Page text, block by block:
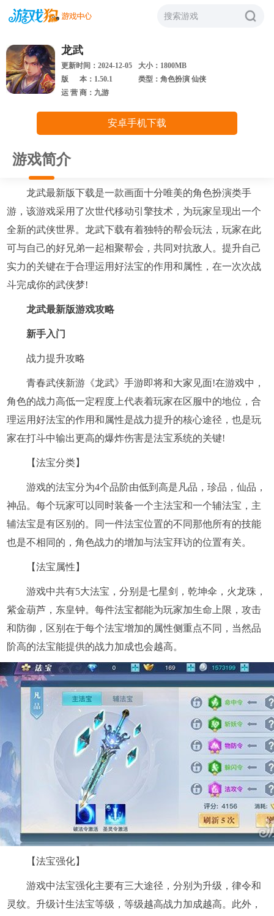
搜索游戏
龙武
更新时间：2024-12-05
大小：1800MB
版 本：1.50.1
类型：角色扮演 仙侠
运 营 商：九游
安卓手机下载
游戏简介
龙武最新版下载是一款画面十分唯美的角色扮演类手
游，该游戏采用了次世代移动引擎技术，为玩家呈现出一个
全新的武侠世界。龙武下载有着独特的帮会玩法，玩家在此
可与自己的好兄弟一起相聚帮会，共同对抗敌人。提升自己
实力的关键在于合理运用好法宝的作用和属性，在一次次战
斗完成你的武侠梦!
龙武最新版游戏攻略
新手入门
战力提升攻略
青春武侠新游《龙武》手游即将和大家见面!在游戏中，
角色的战力高低一定程度上代表着玩家在区服中的地位，合
理运用好法宝的作用和属性是战力提升的核心途径，也是玩
家在打斗中输出更高的爆炸伤害是法宝系统的关键!
【法宝分类】
游戏的法宝分为4个品阶由低到高是凡品，珍品，仙品，
神品。每个玩家可以同时装备一个主法宝和一个辅法宝，主
辅法宝是有区别的。同一件法宝位置的不同那他所有的技能
也是不相同的，角色战力的增加与法宝拜访的位置有关。
【法宝属性】
游戏中共有5大法宝，分别是七星剑，乾坤伞，火龙珠，
紫金葫芦，东皇钟。每件法宝都能为玩家加生命上限，攻击
和防御，区别在于每个法宝增加的属性侧重点不同，当然品
阶高的法宝能提供的战力加成也会越高。
【法宝强化】
游戏中法宝强化主要有三大途径，分别为升级，律令和
灵纹。升级计生法宝等级，等级越高战力加成越高。此外，